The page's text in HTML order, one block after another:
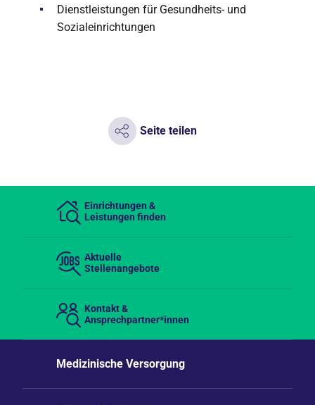
Dienstleistungen für Gesundheits- und
Sozialeinrichtungen
Seite teilen
Einrichtungen &
Leistungen finden
Aktuelle
Stellenangebote
Kontakt &
Ansprechpartner*innen
Medizinische Versorgung